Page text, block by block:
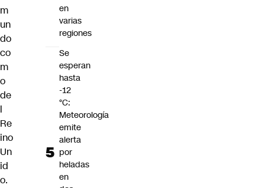
m
un
do
co
m
o
de
l
Re
ino
Un
id
o.
en
varias
regiones
Se
esperan
hasta
-12
°C:
Meteorología
emite
alerta
por
heladas
en